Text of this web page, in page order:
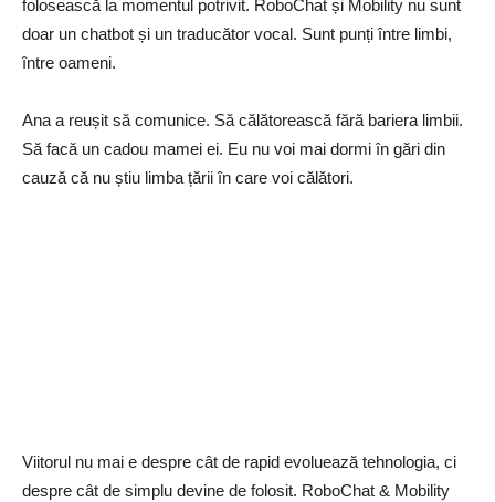
folosească la momentul potrivit. RoboChat și Mobility nu sunt
doar un chatbot și un traducător vocal. Sunt punți între limbi,
între oameni.
Ana a reușit să comunice. Să călătorească fără bariera limbii.
Să facă un cadou mamei ei. Eu nu voi mai dormi în gări din
cauză că nu știu limba țării în care voi călători.
Viitorul nu mai e despre cât de rapid evoluează tehnologia, ci
despre cât de simplu devine de folosit. RoboChat & Mobility